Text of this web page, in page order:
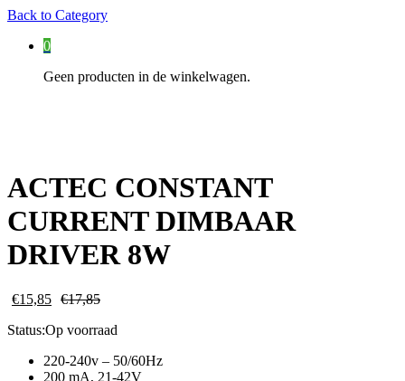
Back to Category
0
Geen producten in de winkelwagen.
ACTEC CONSTANT
CURRENT DIMBAAR
DRIVER 8W
€15,85 €17,85
Status:Op voorraad
220-240v – 50/60Hz
200 mA, 21-42V